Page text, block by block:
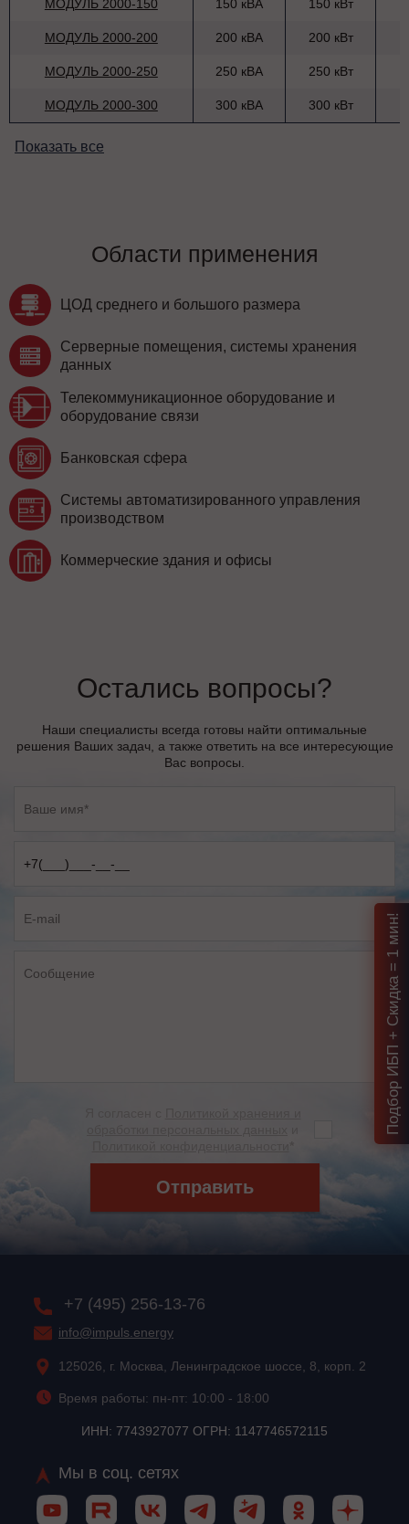
МОДУЛЬ 2000-150 150 кВА 150 кВт
МОДУЛЬ 2000-200 200 кВА 200 кВт
МОДУЛЬ 2000-250 250 кВА 250 кВт
МОДУЛЬ 2000-300 300 кВА 300 кВт
Показать все
Области применения
ЦОД среднего и большого размера
Серверные помещения, системы хранения
данных
Телекоммуникационное оборудование и
оборудование связи
Банковская сфера
Системы автоматизированного управления
производством
Коммерческие здания и офисы
Остались вопросы?
Наши специалисты всегда готовы найти оптимальные
решения Ваших задач, а также ответить на все интересующие
Вас вопросы.
Отправить
+7 (495) 256-13-76
info@impuls.energy
125026, г. Москва, Ленинградское шоссе, 8, корп. 2
Время работы: пн-пт: 10:00 - 18:00
ИНН: 7743927077 ОГРН: 1147746572115
Мы в соц. сетях
Подбор ИБП + Скидка = 1 мин!